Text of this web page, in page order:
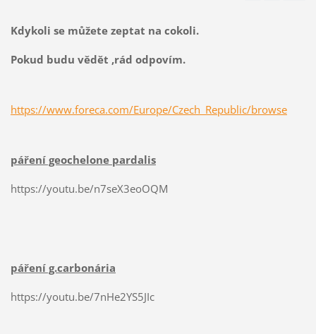
Kdykoli se můžete zeptat na cokoli.
Pokud budu vědět ,rád odpovím.
https://www.foreca.com/Europe/Czech_Republic/browse
páření geochelone pardalis
https://youtu.be/n7seX3eoOQM
páření g.carbonária
https://youtu.be/7nHe2YS5JIc